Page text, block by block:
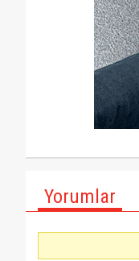
Yorumlar